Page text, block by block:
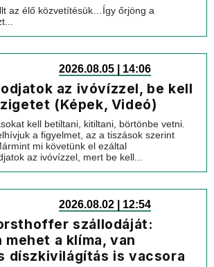
az élő közvetítésük…Így őrjöng a
2026.08.05 | 14:06
az ivóvízzel, be kell
(Képek, Videó)
kell betiltani, kitiltani, börtönbe vetni.
a figyelmet, az a tiszások szerint
mi követünk el ezáltal
az ivóvízzel, mert be kell...
2026.08.02 | 12:54
szállodáját:
mehet a klíma, van
díszkivilágítás is vacsora